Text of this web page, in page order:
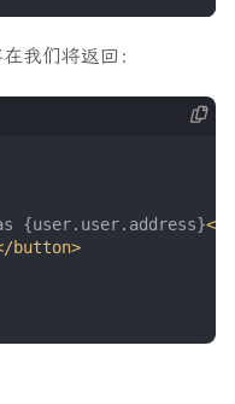
我们将返回：
{user. user. address}<
/button>